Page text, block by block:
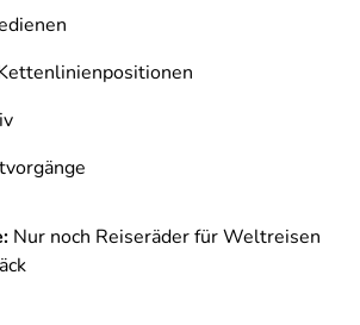
Nur noch Reiseräder für Weltreisen